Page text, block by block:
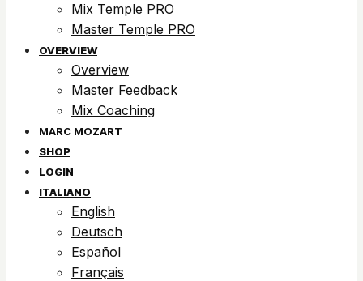
Mix Temple PRO
Master Temple PRO
OVERVIEW
Overview
Master Feedback
Mix Coaching
SHOP
LOGIN
ITALIANO
English
Deutsch
Español
Français